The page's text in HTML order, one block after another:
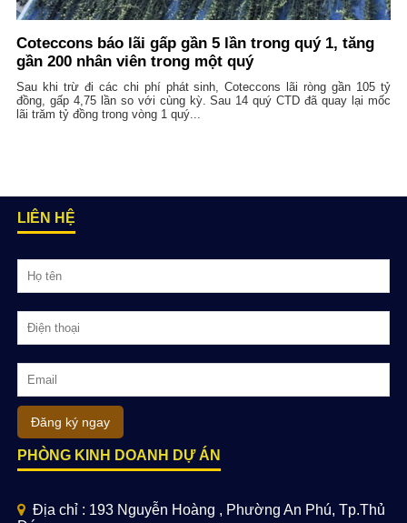
Coteccons báo lãi gấp gần 5 lần trong quý 1, tăng
gần 200 nhân viên trong một quý
Sau khi trừ đi các chi phí phát sinh, Coteccons lãi ròng gần 105 tỷ
đồng, gấp 4,75 lần so với cùng kỳ. Sau 14 quý CTD đã quay lại mốc
lãi trăm tỷ đồng trong vòng 1 quý...
LIÊN HỆ
Đăng ký ngay
PHÒNG KINH DOANH DỰ ÁN
Địa chỉ : 193 Nguyễn Hoàng , Phường An Phú, Tp.Thủ